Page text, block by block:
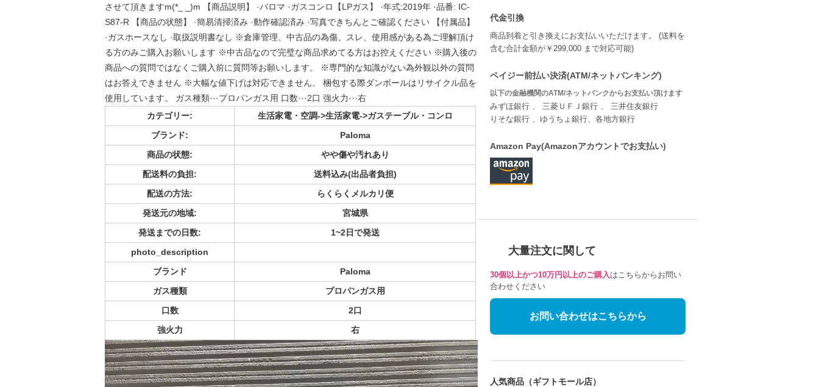
させて頂きますm(*_ _)m 【商品説明】 ·パロマ ·ガスコンロ【LPガス】 ·年式:2019年 ·品番: IC-
S87-R 【商品の状態】 ·簡易清掃済み ·動作確認済み ·写真できちんとご確認ください 【付属品】
·ガスホースなし ·取扱説明書なし ※倉庫管理、中古品の為傷、スレ、使用感がある為ご理解頂け
る方のみご購入お願いします ※中古品なので完璧な商品求めてる方はお控えください ※購入後の
商品への質問ではなくご購入前に質問等お願いします。 ※専門的な知識がない為外観以外の質問
はお答えできません ※大幅な値下げは対応できません。 梱包する際ダンボールはリサイクル品を
使用しています。 ガス種類···プロパンガス用 口数···2口 強火力···右
カテゴリー:
生活家電・空調->生活家電->ガステーブル・コンロ
ブランド:
Paloma
商品の状態:
やや傷や汚れあり
配送料の負担:
送料込み(出品者負担)
配送の方法:
らくらくメルカリ便
発送元の地域:
宮城県
発送までの日数:
1~2日で発送
photo_description
ブランド
Paloma
ガス種類
プロパンガス用
口数
2口
強火力
右
代金引換
商品到着と引き換えにお支払いいただけます。 (送料を
含む合計金額が￥299,000 まで対応可能)
ペイジー前払い決済(ATM/ネットバンキング)
以下の金融機関のATM/ネットバンクからお支払い頂けます
みずほ銀行 、 三菱ＵＦＪ銀行 、 三井住友銀行
りそな銀行 、ゆうちょ銀行、各地方銀行
Amazon Pay(Amazonアカウントでお支払い)
大量注文に関して
30個以上かつ10万円以上のご購入 はこちらからお問い
合わせください
お問い合わせはこちらから
人気商品（ギフトモール店）